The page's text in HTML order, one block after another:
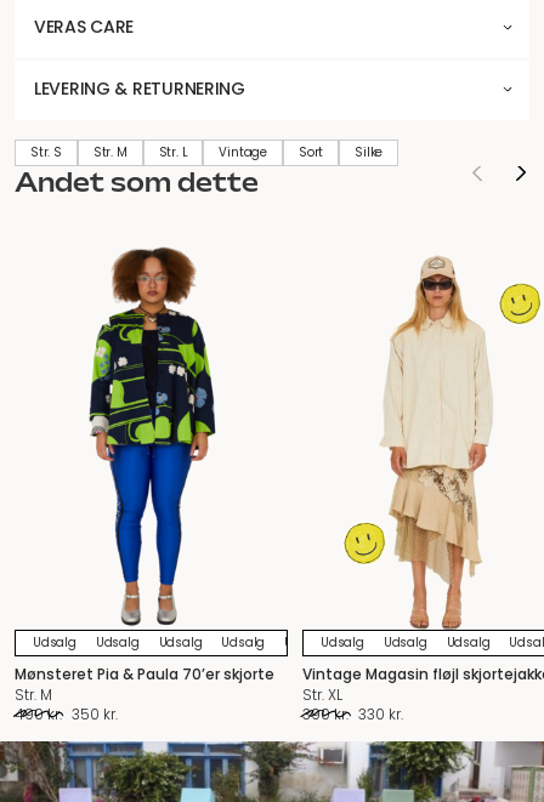
VERAS CARE
LEVERING & RETURNERING
Str. S Str. M Str. L Vintage Sort Silke
Andet som dette
Udsalg Udsalg Udsalg Udsalg Udsalg Udsalg Udsalg Udsalg
Mønsteret Pia & Paula 70’er skjorte
Str. M
490kr. Den
pris
var:
490 kr..
350 kr.
pris
er:
350 kr..
Udsalg Udsalg Udsalg
Vintage Magasin fløjl
Str. XL
390kr. Den
pris
var:
390 kr..
330 kr.
pris
er:
330 kr..